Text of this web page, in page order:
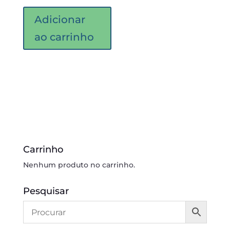
Adicionar
ao carrinho
Carrinho
Nenhum produto no carrinho.
Pesquisar